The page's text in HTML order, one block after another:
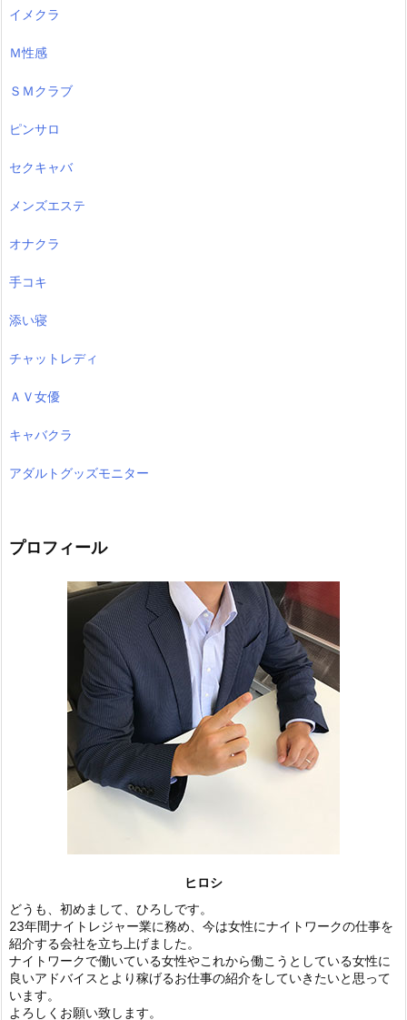
イメクラ
Ｍ性感
ＳＭクラブ
ピンサロ
セクキャバ
メンズエステ
オナクラ
手コキ
添い寝
チャットレディ
ＡＶ女優
キャバクラ
アダルトグッズモニター
プロフィール
ヒロシ
どうも、初めまして、ひろしです。
23年間ナイトレジャー業に務め、今は女性にナイトワークの仕事を
紹介する会社を立ち上げました。
ナイトワークで働いている女性やこれから働こうとしている女性に
良いアドバイスとより稼げるお仕事の紹介をしていきたいと思って
います。
よろしくお願い致します。